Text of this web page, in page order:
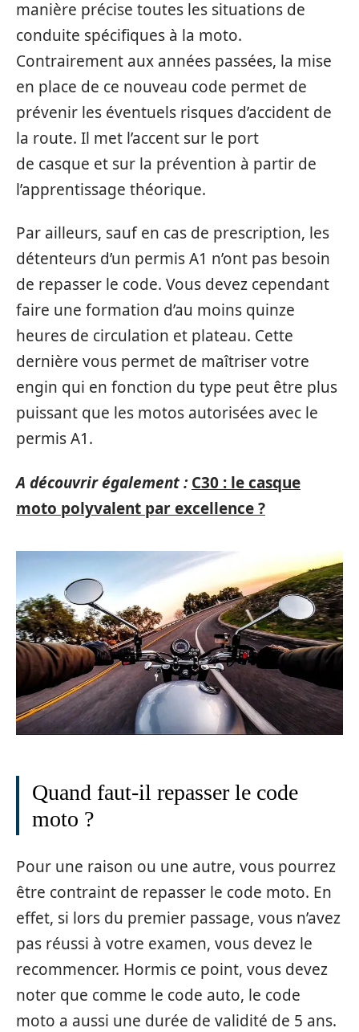
manière précise toutes les situations de
conduite spécifiques à la moto.
Contrairement aux années passées, la mise
en place de ce nouveau code permet de
prévenir les éventuels risques d’accident de
la route. Il met l’accent sur le port
de casque et sur la prévention à partir de
l’apprentissage théorique.
Par ailleurs, sauf en cas de prescription, les
détenteurs d’un permis A1 n’ont pas besoin
de repasser le code. Vous devez cependant
faire une formation d’au moins quinze
heures de circulation et plateau. Cette
dernière vous permet de maîtriser votre
engin qui en fonction du type peut être plus
puissant que les motos autorisées avec le
permis A1.
A découvrir également : C30 : le casque
moto polyvalent par excellence ?
Quand faut-il repasser le code
moto ?
Pour une raison ou une autre, vous pourrez
être contraint de repasser le code moto. En
effet, si lors du premier passage, vous n’avez
pas réussi à votre examen, vous devez le
recommencer. Hormis ce point, vous devez
noter que comme le code auto, le code
moto a aussi une durée de validité de 5 ans.